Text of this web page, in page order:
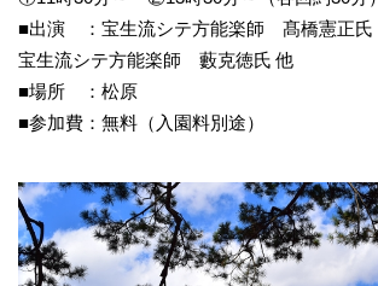
■出演 ：宝生流シテ方能楽師 髙橋憲正氏
宝生流シテ方能楽師 藪克徳氏 他
■場所 ：松原
■参加費：無料（入園料別途）